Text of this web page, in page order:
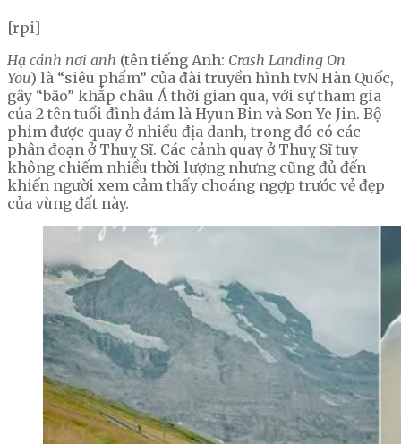
[rpi]
Hạ cánh nơi anh (tên tiếng Anh: Crash Landing On
You) là “siêu phẩm” của đài truyền hình tvN Hàn Quốc,
gây “bão” khắp châu Á thời gian qua, với sự tham gia
của 2 tên tuổi đình đám là Hyun Bin và Son Ye Jin. Bộ
phim được quay ở nhiều địa danh, trong đó có các
phân đoạn ở Thuỵ Sĩ. Các cảnh quay ở Thuỵ Sĩ tuy
không chiếm nhiều thời lượng nhưng cũng đủ đến
khiến người xem cảm thấy choáng ngợp trước vẻ đẹp
của vùng đất này.